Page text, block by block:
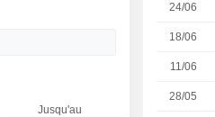
24/06
18/06
11/06
28/05
Jusqu'au